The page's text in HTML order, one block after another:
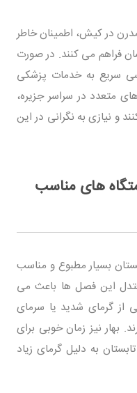
در کیش، اطمینان خاطر
فراهم می کنند. در صورت
سریع به خدمات پزشکی
متعدد در سراسر جزیره،
و نیازی به نگرانی در این
های مناسب
بسیار مطبوع و مناسب
این فصل ها باعث می
از گرمای شدید یا سرمای
بهار نیز زمان خوبی برای
به دلیل گرمای زیاد